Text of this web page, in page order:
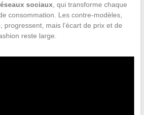
sociaux, qui transforme chaque
consommation. Les contre-modèles,
progressent, mais l’écart de prix et de
reste large.